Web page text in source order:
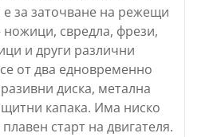
за заточване на режещи
ножици, свредла, фрези,
и други различни
от два едновременно
диска, метална
капака. Има ниско
старт на двигателя.